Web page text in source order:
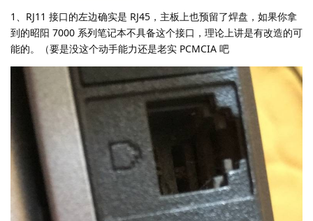
1、RJ11 接口的左边确实是 RJ45，主板上也预留了焊盘，如果你拿
到的昭阳 7000 系列笔记本不具备这个接口，理论上讲是有改造的可
能的。（要是没这个动手能力还是老实 PCMCIA 吧